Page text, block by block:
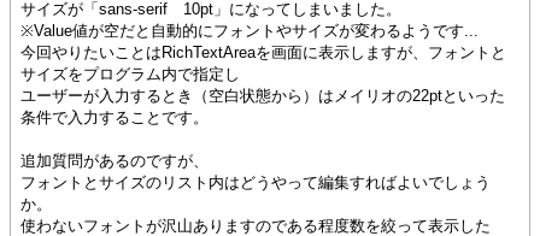
サイズが「sans-serif 10pt」になってしまいました。
※Value値が空だと自動的にフォントやサイズが変わるようです...
今回やりたいことはRichTextAreaを画面に表示しますが、フォントと
サイズをプログラム内で指定し
ユーザーが入力するとき（空白状態から）はメイリオの22ptといった
条件で入力することです。
追加質問があるのですが、
フォントとサイズのリスト内はどうやって編集すればよいでしょう
か。
使わないフォントが沢山ありますのである程度数を絞って表示した